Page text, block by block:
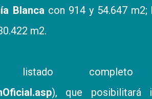
Blanca con 914 y 54.647 m2;
m2.
completo
), que posibilitará